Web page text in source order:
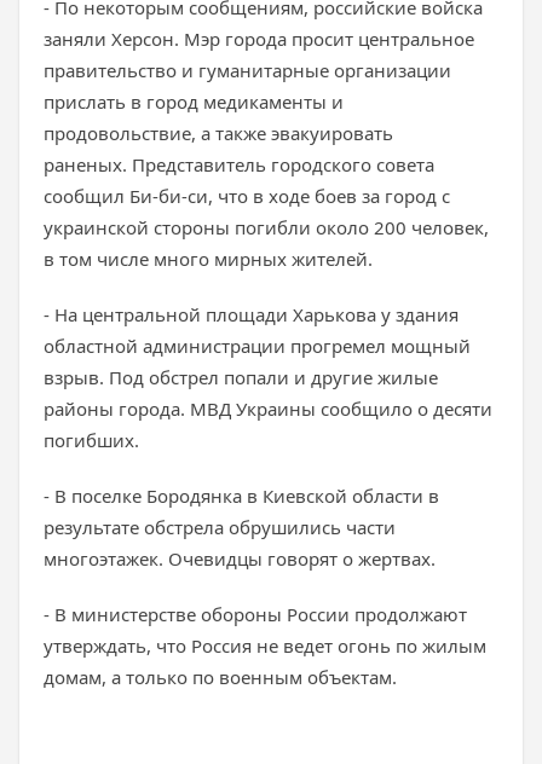
- По некоторым сообщениям, российские войска
заняли Херсон. Мэр города просит центральное
правительство и гуманитарные организации
прислать в город медикаменты и
продовольствие, а также эвакуировать
раненых. Представитель городского совета
сообщил Би-би-си, что в ходе боев за город с
украинской стороны погибли около 200 человек,
в том числе много мирных жителей.
- На центральной площади Харькова у здания
областной администрации прогремел мощный
взрыв. Под обстрел попали и другие жилые
районы города. МВД Украины сообщило о десяти
погибших.
- В поселке Бородянка в Киевской области в
результате обстрела обрушились части
многоэтажек. Очевидцы говорят о жертвах.
- В министерстве обороны России продолжают
утверждать, что Россия не ведет огонь по жилым
домам, а только по военным объектам.